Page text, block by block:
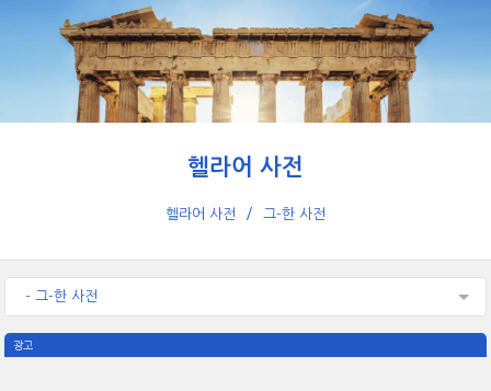
헬라어 사전
헬라어 사전 그-한 사전
- 그-한 사전
광고